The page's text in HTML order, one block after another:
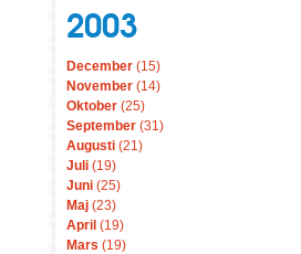
2003
December (15)
November (14)
Oktober (25)
September (31)
Augusti (21)
Juli (19)
Juni (25)
Maj (23)
April (19)
Mars (19)